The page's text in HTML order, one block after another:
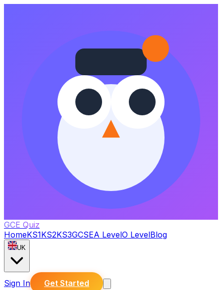
GCE Quiz
HomeKS1KS2KS3GCSEA LevelO LevelBlog
UK
Sign In Get Started